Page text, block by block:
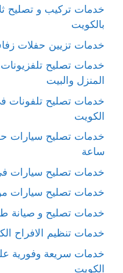
خدمات تركيب و تصليح
بالكويت
خدمات تزيين حفلات
خدمات تصليح
المنزل والبيت
خدمات تصليح تلفونات
الكويت
ساعة
خدمات تصليح سيارات
خدمات تصليح سيارات
خدمات تصليح و صيانة
خدمات تنظيم الافراح
خدمات سريعة وفورية
الكويت